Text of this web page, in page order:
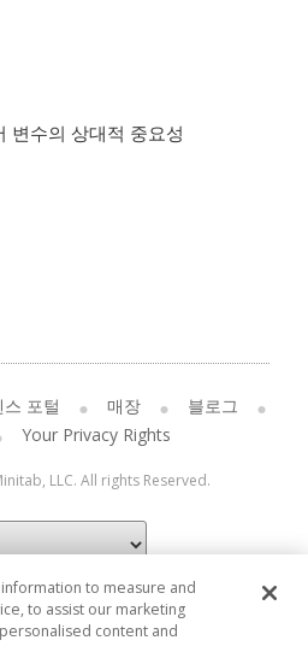
변수의 상대적 중요성
포털 매장
블로그
Your Privacy Rights
LLC. All rights Reserved.
to measure and
to assist our marketing
content and